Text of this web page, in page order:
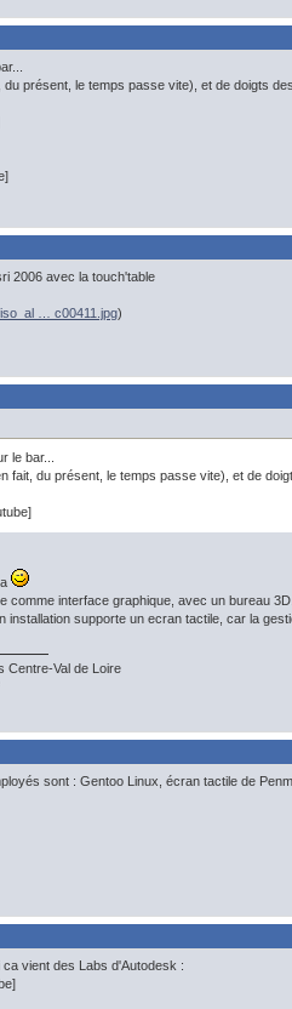
présent, le temps passe vite), et de doigts
2006 avec la touch'table
… c00411.jpg)
le bar...
fait, du présent, le temps passe vite), et de
comme interface graphique, avec un bureau
installation supporte un ecran tactile, car la
Centre-Val de Loire
sont : Gentoo Linux, écran tactile de
vient des Labs d'Autodesk :